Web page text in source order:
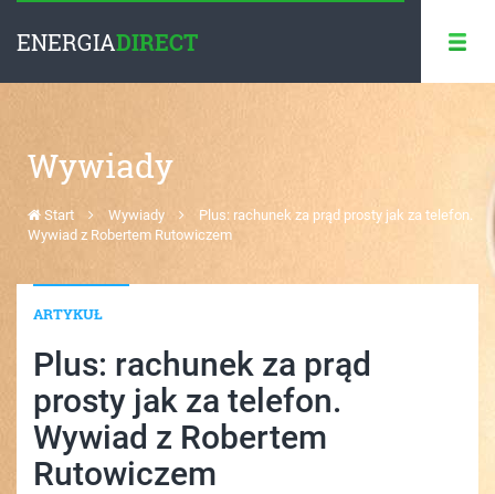
ENERGIADIRECT
Wywiady
Start Wywiady
Plus: rachunek za prąd prosty jak za telefon.
Wywiad z Robertem Rutowiczem
ARTYKUŁ
Plus: rachunek za prąd
prosty jak za telefon.
Wywiad z Robertem
Rutowiczem